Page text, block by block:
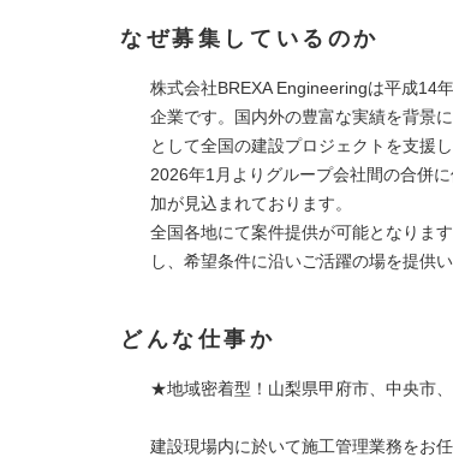
なぜ募集しているのか
株式会社BREXA Engineeringは平成14
企業です。国内外の豊富な実績を背景
として全国の建設プロジェクトを支援し
2026年1月よりグループ会社間の合併
加が見込まれております。
全国各地にて案件提供が可能となりま
し、希望条件に沿いご活躍の場を提供い
どんな仕事か
★地域密着型！山梨県甲府市、中央市
建設現場内に於いて施工管理業務をお任